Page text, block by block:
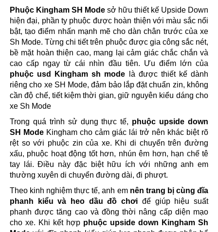
Phuộc Kingham SH Mode sở hữu thiết kế Upside Down
hiện đại, phần ty phuộc được hoàn thiện với màu sắc nổi
bật, tạo điểm nhấn mạnh mẽ cho dàn chân trước của xe
Sh Mode. Từng chi tiết trên phuộc được gia công sắc nét,
bề mặt hoàn thiện cao, mang lại cảm giác chắc chắn và
cao cấp ngay từ cái nhìn đầu tiên. Ưu điểm lớn của
phuộc usd Kingham sh mode là được thiết kế dành
riêng cho xe SH Mode, đảm bảo lắp đặt chuẩn zin, không
cần độ chế, tiết kiệm thời gian, giữ nguyên kiểu dáng cho
xe Sh Mode
Trong quá trình sử dụng thực tế, phuộc upside down
SH Mode Kingham cho cảm giác lái trở nên khác biệt rõ
rệt so với phuộc zin của xe. Khi di chuyển trên đường
xấu, phuộc hoạt động tốt hơn, nhún êm hơn, hạn chế tê
tay lái. Điều này đặc biệt hữu ích với những anh em
thường xuyên di chuyển đường dài, đi phượt.
Theo kinh nghiệm thực tế, anh em nên trang bị cùng đĩa
phanh kiểu và heo dầu đồ chơi để giúp hiệu suất
phanh được tăng cao và đồng thời nâng cấp diện mạo
cho xe. Khi kết hợp phuộc upside down Kingham Sh